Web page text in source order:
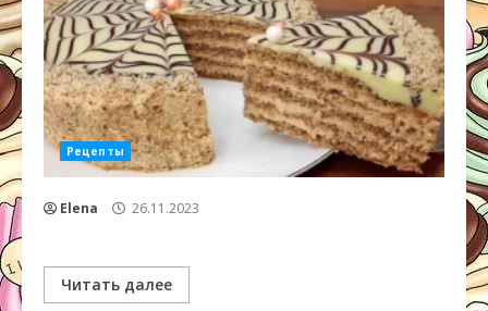
Рецепты
Elena 26.11.2023
Читать далее